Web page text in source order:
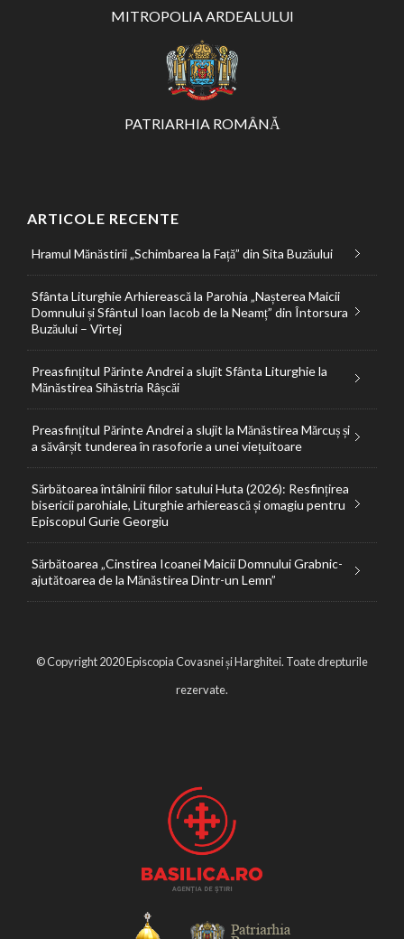
MITROPOLIA ARDEALULUI
PATRIARHIA ROMÂNĂ
ARTICOLE RECENTE
Hramul Mănăstirii „Schimbarea la Față” din Sita Buzăului
Sfânta Liturghie Arhierească la Parohia „Nașterea Maicii
Domnului și Sfântul Ioan Iacob de la Neamț” din Întorsura
Buzăului – Vîrtej
Preasfințitul Părinte Andrei a slujit Sfânta Liturghie la
Mănăstirea Sihăstria Râșcăi
Preasfințitul Părinte Andrei a slujit la Mănăstirea Mărcuș și
a săvârșit tunderea în rasoforie a unei viețuitoare
Sărbătoarea întâlnirii fiilor satului Huta (2026): Resfințirea
bisericii parohiale, Liturghie arhierească și omagiu pentru
Episcopul Gurie Georgiu
Sărbătoarea „Cinstirea Icoanei Maicii Domnului Grabnic-
ajutătoarea de la Mănăstirea Dintr-un Lemn”
© Copyright 2020 Episcopia Covasnei și Harghitei. Toate drepturile
rezervate.